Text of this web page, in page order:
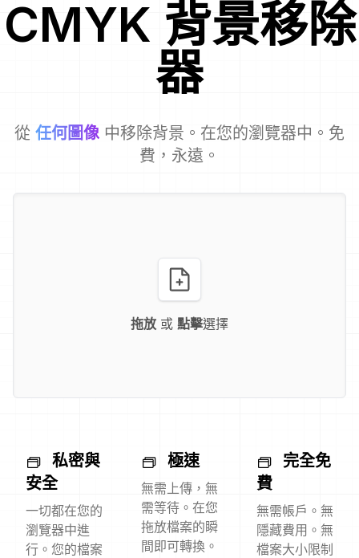
CMYK 背景移除
器
從 任何圖像 中移除背景。在您的瀏覽器中。免
費，永遠。
拖放 或 點擊選擇
私密與
安全
一切都在您的
瀏覽器中進
行。您的檔案
極速
無需上傳，無
需等待。在您
拖放檔案的瞬
間即可轉換。
完全免
費
無需帳戶。無
隱藏費用。無
檔案大小限制